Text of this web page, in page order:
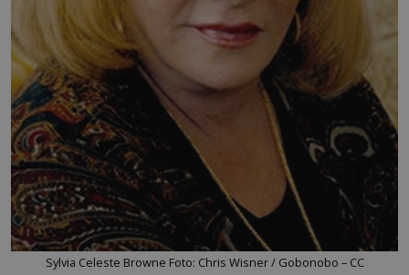
Sylvia Celeste Browne Foto: Chris Wisner / Gobonobo – CC